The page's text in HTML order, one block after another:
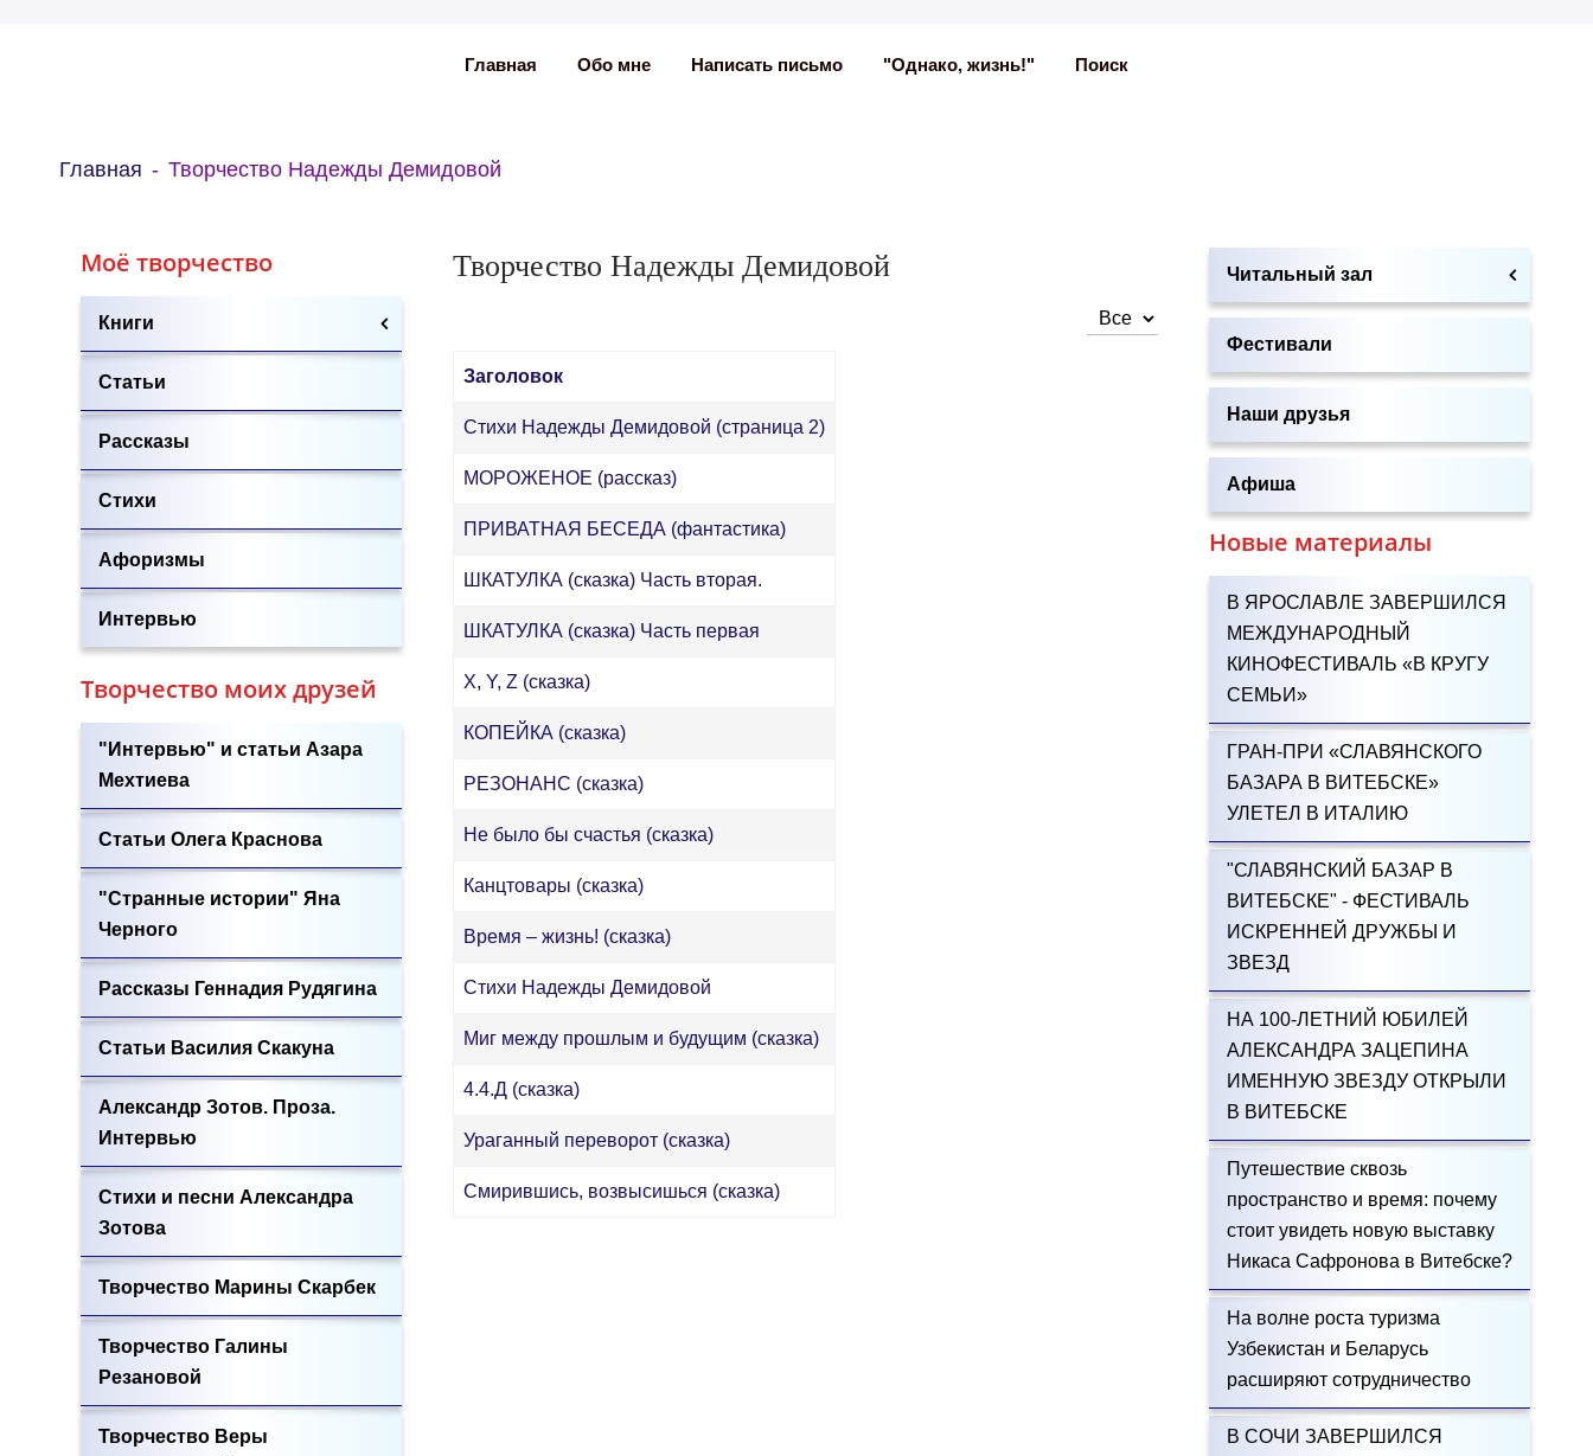
Главная Обо мне Написать письмо "Однако, жизнь!" Поиск
Главная Творчество Надежды Демидовой
Творчество Надежды Демидовой
Кол-во строк:
Заголовок
Стихи Надежды Демидовой (страница 2)
МОРОЖЕНОЕ (рассказ)
ПРИВАТНАЯ БЕСЕДА (фантастика)
ШКАТУЛКА (сказка) Часть вторая.
ШКАТУЛКА (сказка) Часть первая
X, Y, Z (сказка)
КОПЕЙКА (сказка)
РЕЗОНАНС (сказка)
Не было бы счастья (сказка)
Канцтовары (сказка)
Время – жизнь! (сказка)
Стихи Надежды Демидовой
Миг между прошлым и будущим (сказка)
4.4.Д (сказка)
Ураганный переворот (сказка)
Смирившись, возвысишься (сказка)
Моё творчество
Книги
Статьи
Рассказы
Стихи
Афоризмы
Интервью
Творчество моих друзей
"Интервью" и статьи Азара
Мехтиева
Статьи Олега Краснова
"Странные истории" Яна
Черного
Рассказы Геннадия Рудягина
Статьи Василия Скакуна
Александр Зотов. Проза.
Интервью
Стихи и песни Александра
Зотова
Творчество Марины Скарбек
Творчество Галины
Резановой
Творчество Веры
Читальный зал
Фестивали
Наши друзья
Афиша
Новые материалы
В ЯРОСЛАВЛЕ ЗАВЕРШИЛСЯ
МЕЖДУНАРОДНЫЙ
КИНОФЕСТИВАЛЬ «В КРУГУ
СЕМЬИ»
ГРАН-ПРИ «СЛАВЯНСКОГО
БАЗАРА В ВИТЕБСКЕ»
УЛЕТЕЛ В ИТАЛИЮ
"СЛАВЯНСКИЙ БАЗАР В
ВИТЕБСКЕ" - ФЕСТИВАЛЬ
ИСКРЕННЕЙ ДРУЖБЫ И
ЗВЕЗД
НА 100-ЛЕТНИЙ ЮБИЛЕЙ
АЛЕКСАНДРА ЗАЦЕПИНА
ИМЕННУЮ ЗВЕЗДУ ОТКРЫЛИ
В ВИТЕБСКЕ
Путешествие сквозь
пространство и время: почему
стоит увидеть новую выставку
Никаса Сафронова в Витебске?
На волне роста туризма
Узбекистан и Беларусь
расширяют сотрудничество
В СОЧИ ЗАВЕРШИЛСЯ